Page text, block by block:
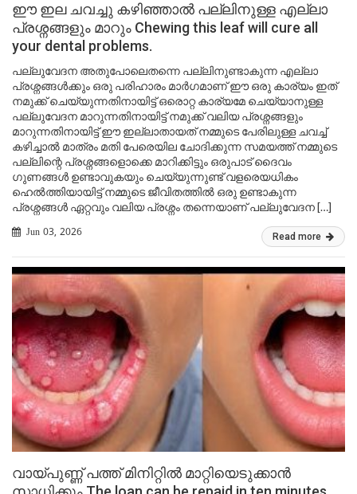
ഈ ഇല ചവച്ചു കഴിഞ്ഞാൽ പല്ലിനുള്ള എല്ലാ
പ്രശ്നങ്ങളും മാറും Chewing this leaf will cure all
your dental problems.
പല്ലുവേദന അതുപോലെതന്നെ പല്ലിനുണ്ടാകുന്ന എല്ലാ
പ്രശ്നങ്ങൾക്കും ഒരു പരിഹാരം മാർഗമാണ് ഈ ഒരു കാര്യം ഇത്
നമുക്ക് ചെയ്യുന്നതിനായിട്ട് ഒരൊറ്റ കാര്യമേ ചെയ്യാനുള്ള
പല്ലുവേദന മാറുന്നതിനായിട്ട് നമുക്ക് വലിയ പ്രശ്നങ്ങളും
മാറുന്നതിനായിട്ട് ഈ ഇല്ലാതായത് നമ്മുടെ പേരിലുള്ള ചവച്ച്
കഴിച്ചാൽ മാത്രം മതി പേരെയില ചോദിക്കുന്ന സമയത്ത് നമ്മുടെ
പല്ലിന്റെ പ്രശ്നങ്ങളൊക്കെ മാറിക്കിട്ടും ഒരുപാട് ദൈവം
ഗുണങ്ങൾ ഉണ്ടാവുകയും ചെയ്യുന്നുണ്ട് വളരെയധികം
ഹെൽത്തിയായിട്ട് നമ്മുടെ ജീവിതത്തിൽ ഒരു ഉണ്ടാകുന്ന
പ്രശ്നങ്ങൾ ഏറ്റവും വലിയ പ്രശ്നം തന്നെയാണ് പല്ലുവേദന […]
Jun 03, 2026 Read more
വായ്പുണ്ണ് പത്ത് മിനിറ്റിൽ മാറ്റിയെടുക്കാൻ